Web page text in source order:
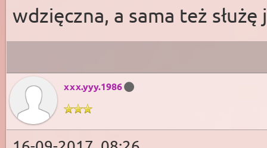
wdzięczna, a sama też
xxx.yyy.1986